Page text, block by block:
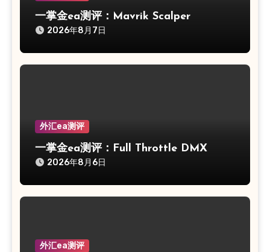
一掌金ea测评：Mavrik Scalper
2026年8月7日
外汇ea测评
一掌金ea测评：Full Throttle DMX
2026年8月6日
外汇ea测评